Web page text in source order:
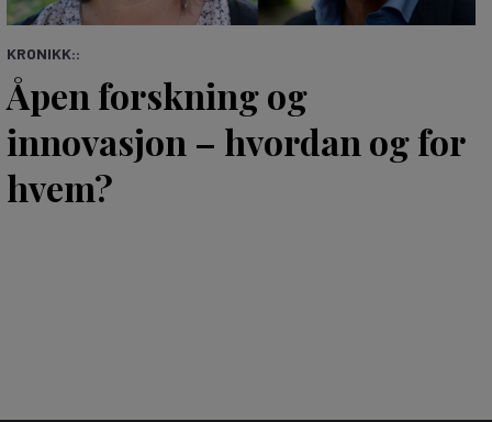
KRONIKK::
Åpen forskning og
innovasjon – hvordan og for
hvem?